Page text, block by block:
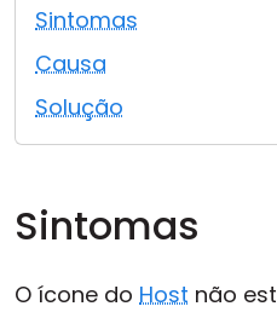
Sintomas
Causa
Solução
Sintomas
O ícone do Host não
Nuvem e Local